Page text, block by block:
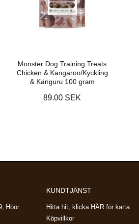
Monster Dog Training Treats
Chicken & Kangaroo/Kyckling
& Känguru 100 gram
89.00 SEK
Höör.
KUNDTJÄNST
Hitta hit, klicka HÄR för karta
Köpvillkor